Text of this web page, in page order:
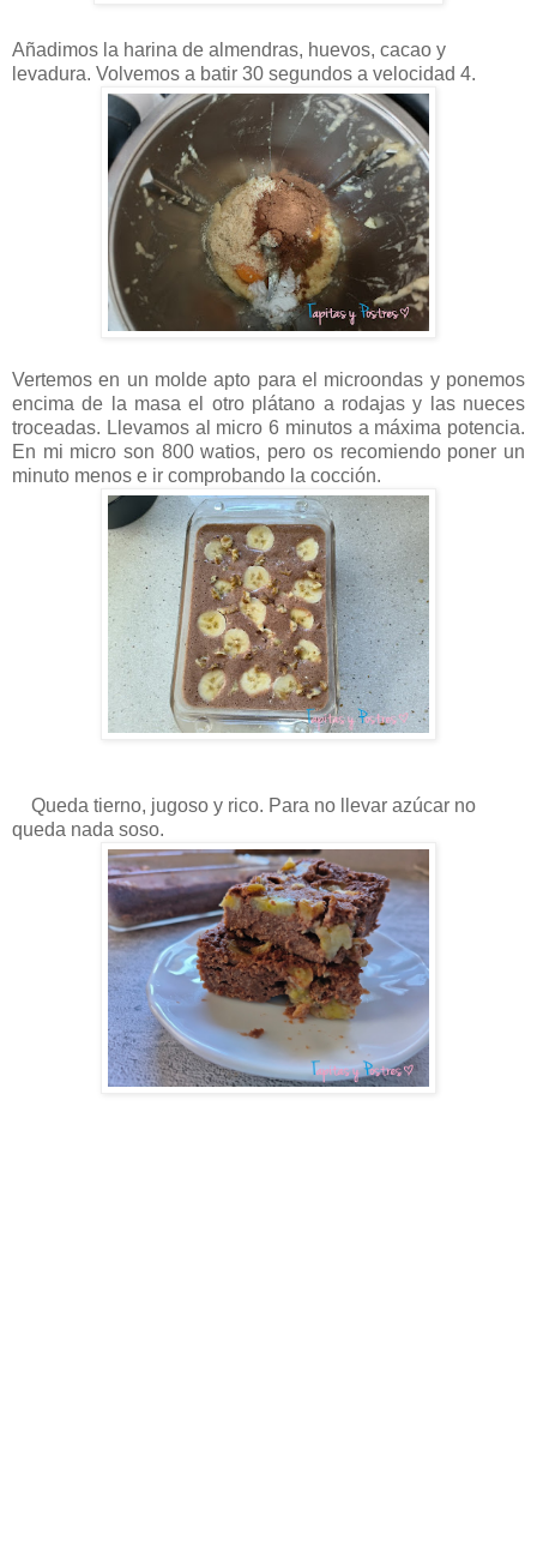
Añadimos la harina de almendras, huevos, cacao y
levadura. Volvemos a batir 30 segundos a velocidad 4.
Vertemos en un molde apto para el microondas y ponemos
encima de la masa el otro plátano a rodajas y las nueces
troceadas. Llevamos al micro 6 minutos a máxima potencia.
En mi micro son 800 watios, pero os recomiendo poner un
minuto menos e ir comprobando la cocción.
Queda tierno, jugoso y rico. Para no llevar azúcar no
queda nada soso.